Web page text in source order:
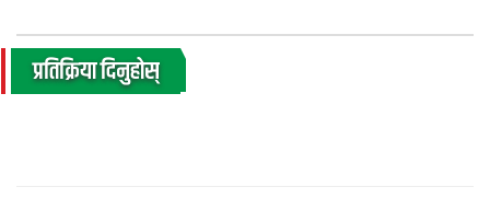
प्रतिक्रिया दिनुहोस्